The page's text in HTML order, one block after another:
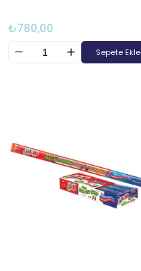
₺780,00
Sepete Ekle